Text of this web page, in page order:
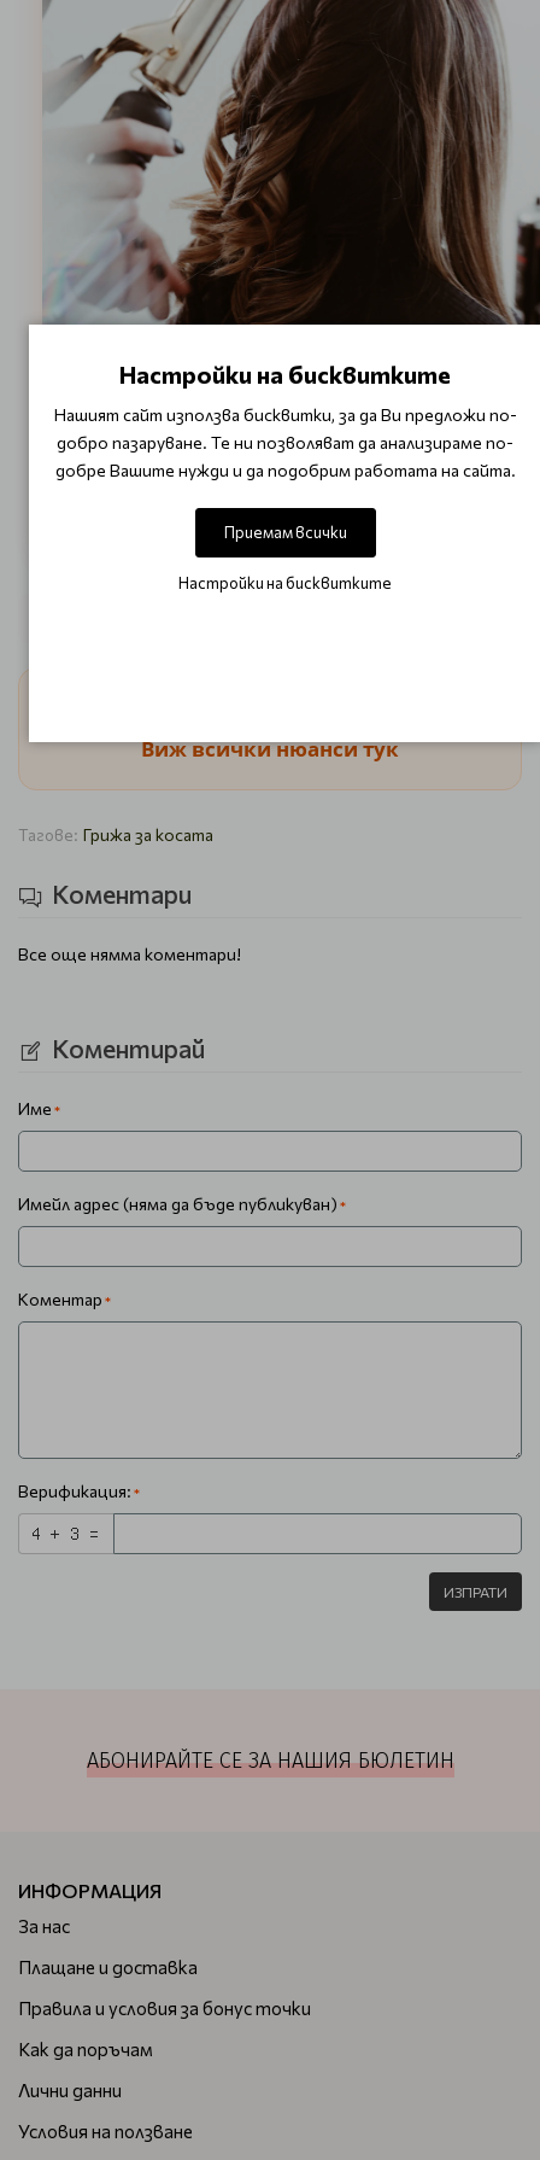
Виж всички нюанси тук
Тагове: Грижа за косата
Коментари
Все още нямма коментари!
Коментирай
Име
Имейл адрес (няма да бъде публикуван)
Коментар
Верификация:
ИЗПРАТИ
АБОНИРАЙТЕ СЕ ЗА НАШИЯ БЮЛЕТИН
ИНФОРМАЦИЯ
За нас
Плащане и доставка
Правила и условия за бонус точки
Как да поръчам
Лични данни
Условия на ползване
Настройки на бисквитките
Нашият сайт използва бисквитки, за да Ви предложи по-
добро пазаруване. Те ни позволяват да анализираме по-
добре Вашите нужди и да подобрим работата на сайта.
Приемам всички
Настройки на бисквитките